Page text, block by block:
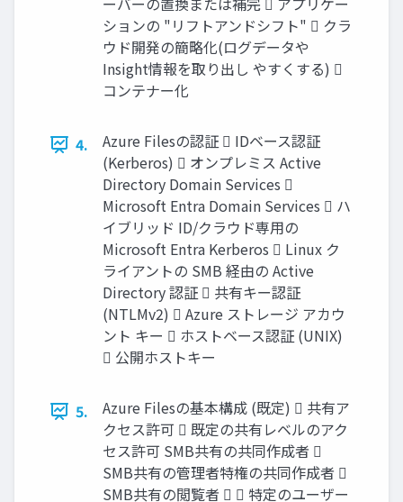
ションの "リフトアンドシフト"  クラ
ウド開発の簡略化(ログデータや
Insight情報を取り出し やすくする) 
コンテナー化
4.
Azure Filesの認証  IDベース認証
(Kerberos)  オンプレミス Active
Directory Domain Services 
Microsoft Entra Domain Services  ハ
イブリッド ID/クラウド専用の
Microsoft Entra Kerberos  Linux ク
ライアントの SMB 経由の Active
Directory 認証  共有キー認証
(NTLMv2)  Azure ストレージ アカウ
ント キー  ホストベース認証 (UNIX)
 公開ホストキー
5.
Azure Filesの基本構成 (既定)  共有ア
クセス許可  既定の共有レベルのアク
セス許可 SMB共有の共同作成者 
SMB共有の管理者特権の共同作成者 
SMB共有の閲覧者   特定のユーザー